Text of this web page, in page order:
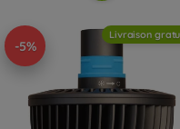
-5%
Livraison